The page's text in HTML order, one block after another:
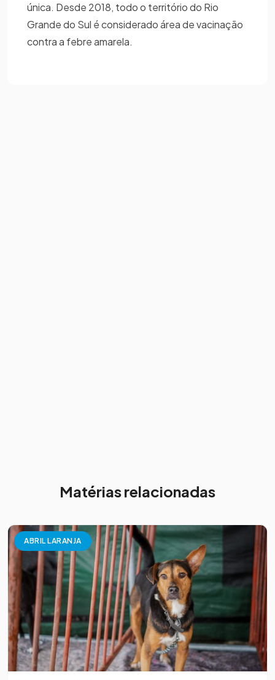
única. Desde 2018, todo o território do Rio
Grande do Sul é considerado área de vacinação
contra a febre amarela.
Matérias relacionadas
ABRIL LARANJA